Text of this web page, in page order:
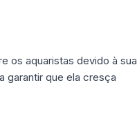
os aquaristas devido à sua
garantir que ela cresça